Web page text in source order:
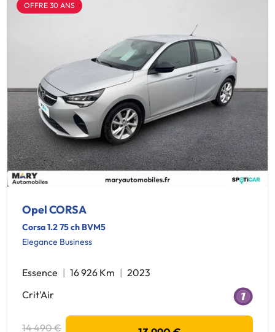
OFFRE 30 ANS
Opel CORSA
Corsa 1.2 75 ch BVM5
Elegance Business
Essence 16 926 Km
2023
Crit'Air
14 490 €